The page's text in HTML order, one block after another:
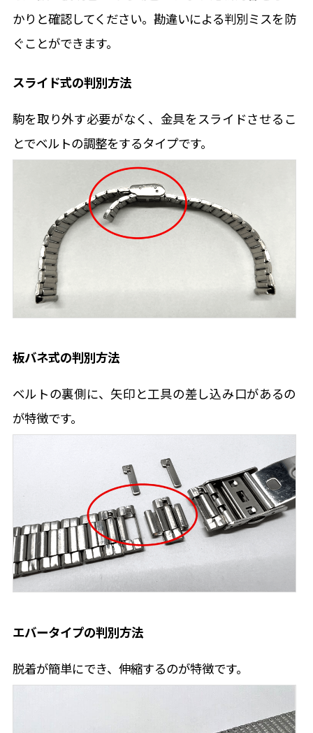
かりと確認してください。勘違いによる判別ミスを防
ぐことができます。
スライド式の判別方法
駒を取り外す必要がなく、金具をスライドさせるこ
とでベルトの調整をするタイプです。
板バネ式の判別方法
ベルトの裏側に、矢印と工具の差し込み口があるの
が特徴です。
エバータイプの判別方法
脱着が簡単にでき、伸縮するのが特徴です。